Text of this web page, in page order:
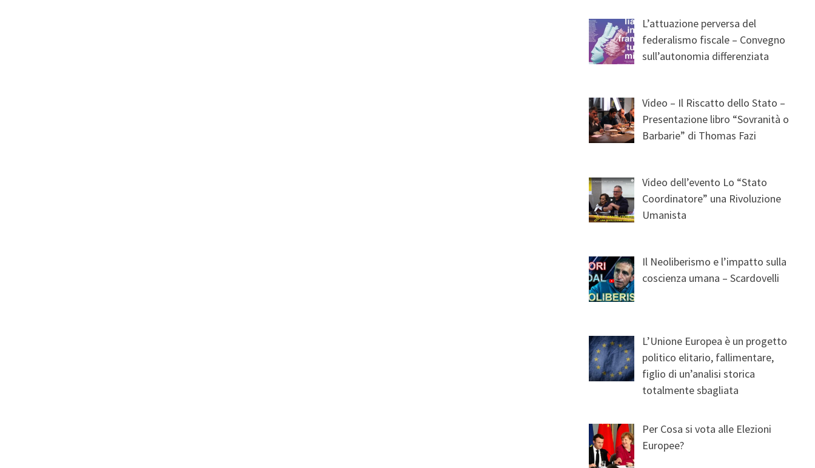
L’attuazione perversa del
federalismo fiscale – Convegno
sull’autonomia differenziata
Video – Il Riscatto dello Stato –
Presentazione libro “Sovranità o
Barbarie” di Thomas Fazi
Video dell’evento Lo “Stato
Coordinatore” una Rivoluzione
Umanista
Il Neoliberismo e l’impatto sulla
coscienza umana – Scardovelli
L’Unione Europea è un progetto
politico elitario, fallimentare,
figlio di un’analisi storica
totalmente sbagliata
Per Cosa si vota alle Elezioni
Europee?